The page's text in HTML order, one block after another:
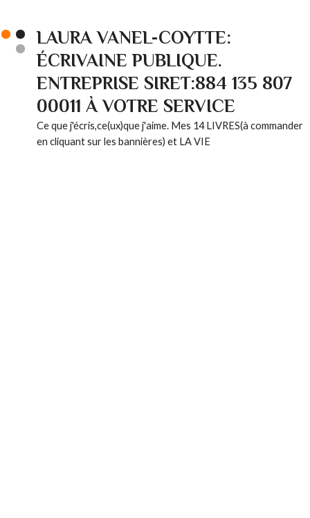
LAURA VANEL-COYTTE:
ÉCRIVAINE PUBLIQUE.
ENTREPRISE SIRET:884 135 807
00011 À VOTRE SERVICE
Ce que j'écris,ce(ux)que j'aime. Mes 14 LIVRES(à commander
en cliquant sur les bannières) et LA VIE